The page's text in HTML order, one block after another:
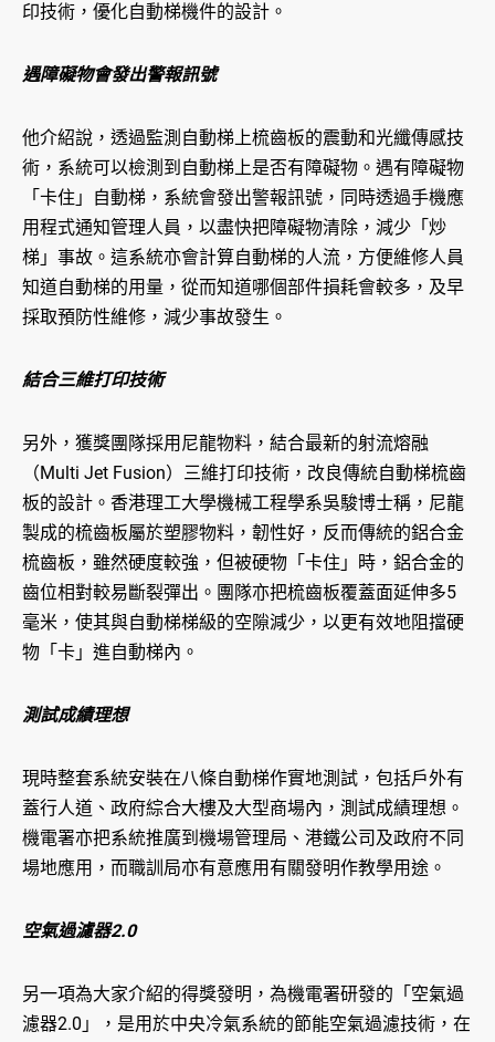
印技術，優化自動梯機件的設計。
遇障礙物會發出警報訊號
他介紹說，透過監測自動梯上梳齒板的震動和光纖傳感技
術，系統可以檢測到自動梯上是否有障礙物。遇有障礙物
「卡住」自動梯，系統會發出警報訊號，同時透過手機應
用程式通知管理人員，以盡快把障礙物清除，減少「炒
梯」事故。這系統亦會計算自動梯的人流，方便維修人員
知道自動梯的用量，從而知道哪個部件損耗會較多，及早
採取預防性維修，減少事故發生。
結合三維打印技術
另外，獲獎團隊採用尼龍物料，結合最新的射流熔融
（Multi Jet Fusion）三維打印技術，改良傳統自動梯梳齒
板的設計。香港理工大學機械工程學系吳駿博士稱，尼龍
製成的梳齒板屬於塑膠物料，韌性好，反而傳統的鋁合金
梳齒板，雖然硬度較強，但被硬物「卡住」時，鋁合金的
齒位相對較易斷裂彈出。團隊亦把梳齒板覆蓋面延伸多5
毫米，使其與自動梯梯級的空隙減少，以更有效地阻擋硬
物「卡」進自動梯內。
測試成績理想
現時整套系統安裝在八條自動梯作實地測試，包括戶外有
蓋行人道、政府綜合大樓及大型商場內，測試成績理想。
機電署亦把系統推廣到機場管理局、港鐵公司及政府不同
場地應用，而職訓局亦有意應用有關發明作教學用途。
空氣過濾器2.0
另一項為大家介紹的得獎發明，為機電署研發的「空氣過
濾器2.0」，是用於中央冷氣系統的節能空氣過濾技術，在